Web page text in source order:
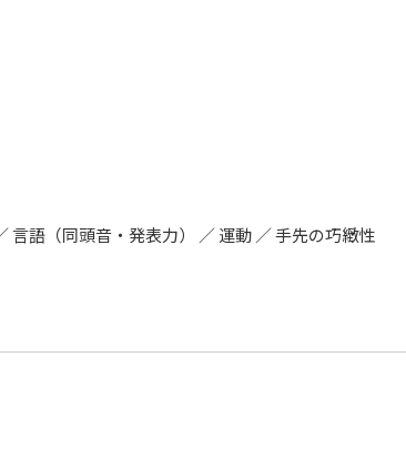
言語（同頭音・発表力） ／ 運動 ／ 手先の巧緻性